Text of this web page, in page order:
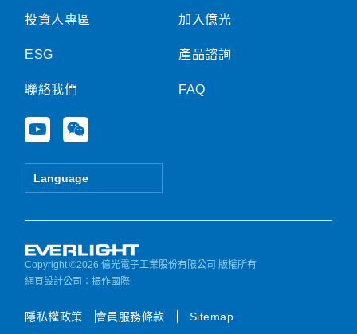
投資人專區
ESG
聯絡我們
Y
o
u
e
W
e
i
Language
加入億光
產品諮詢
FAQ
Copyright ©2026 億光電子工業股份有限公司 版權所有
網頁設計公司 ：振作國際
隱私權政策 會員服務條款 Sitemap